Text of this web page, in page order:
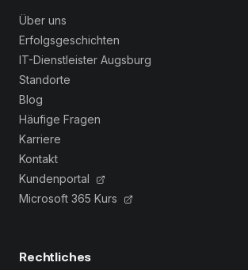
Über uns
Erfolgsgeschichten
IT-Dienstleister Augsburg
Standorte
Blog
Häufige Fragen
Karriere
Kontakt
Kundenportal
Microsoft 365 Kurs
Rechtliches